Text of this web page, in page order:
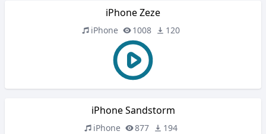
iPhone Zeze
iPhone 1008 120
iPhone Sandstorm
iPhone 877 194